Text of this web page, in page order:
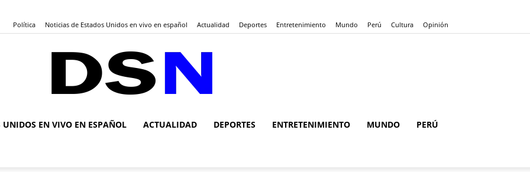
Política Noticias de Estados Unidos en vivo en español Actualidad Deportes Entretenimiento Mundo Perú Cultura Opinión
UNIDOS EN VIVO EN ESPAÑOL ACTUALIDAD DEPORTES ENTRETENIMIENTO MUNDO PERÚ